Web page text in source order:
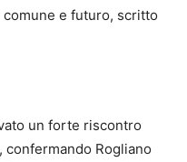
e futuro, scritto
un forte riscontro
Rogliano